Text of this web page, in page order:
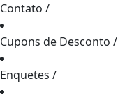
Contato /
Cupons de Desconto /
Enquetes /